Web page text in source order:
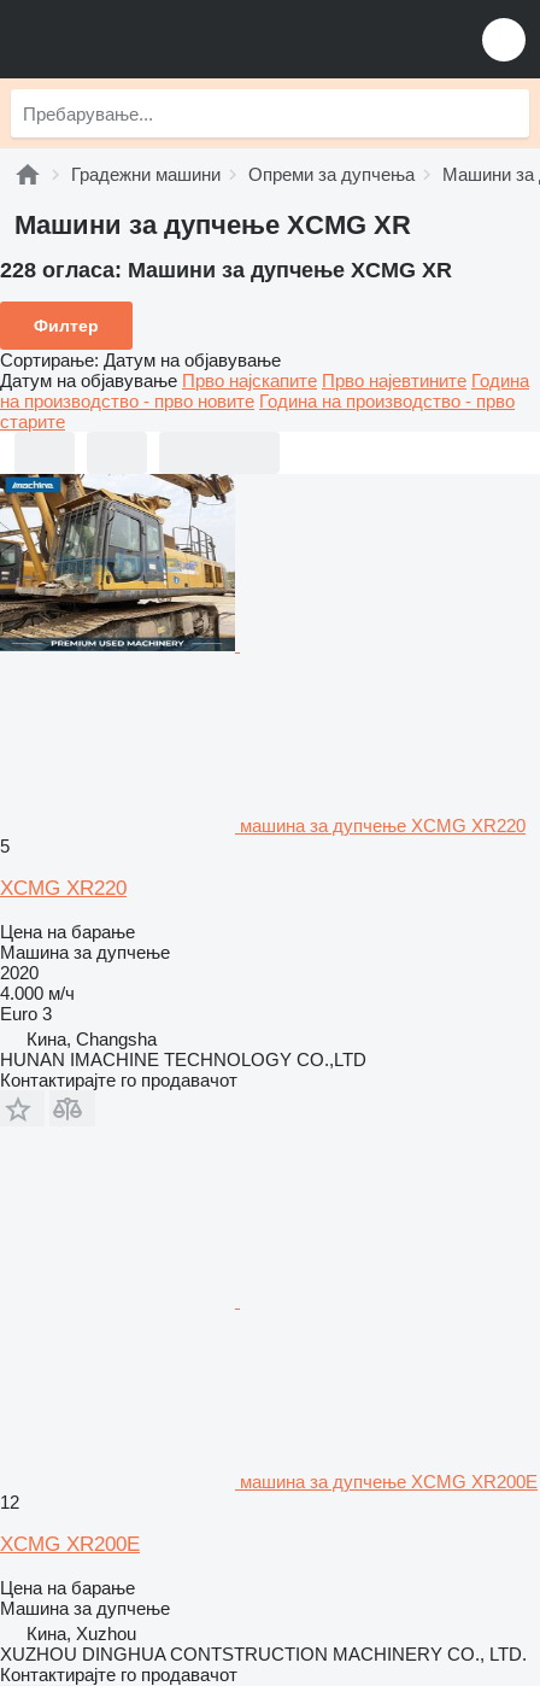
Градежни машини Опреми за дупчења Машини за
Машини за дупчење XCMG XR
228 огласа: Машини за дупчење XCMG XR
Филтер
Сортирање: Датум на објавување
Датум на објавување Прво најскапите Прво најевтините Година
на производство - прво новите Година на производство - прво
старите
машина за дупчење XCMG XR220
5
XCMG XR220
Цена на барање
Машина за дупчење
2020
4.000 м/ч
Euro 3
Кина, Changsha
HUNAN IMACHINE TECHNOLOGY CO.,LTD
Контактирајте го продавачот
машина за дупчење XCMG XR200E
12
XCMG XR200E
Цена на барање
Машина за дупчење
Кина, Xuzhou
XUZHOU DINGHUA CONTSTRUCTION MACHINERY CO., LTD.
Контактирајте го продавачот